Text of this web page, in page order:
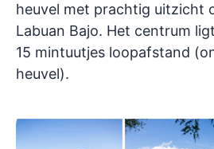
heuvel met prachtig uitzicht
Labuan Bajo. Het centrum
15 mintuutjes loopafstand
heuvel).